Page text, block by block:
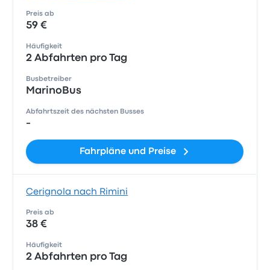
Preis ab
59 €
Häufigkeit
2 Abfahrten pro Tag
Busbetreiber
MarinoBus
Abfahrtszeit des nächsten Busses
-
Fahrpläne und Preise
Cerignola nach Rimini
Preis ab
38 €
Häufigkeit
2 Abfahrten pro Tag